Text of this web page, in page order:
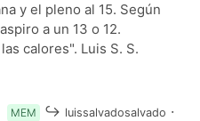
y el pleno al 15. Según
a un 13 o 12.
calores". Luis S. S.
MEM ↪ luissalvadosalvado ·